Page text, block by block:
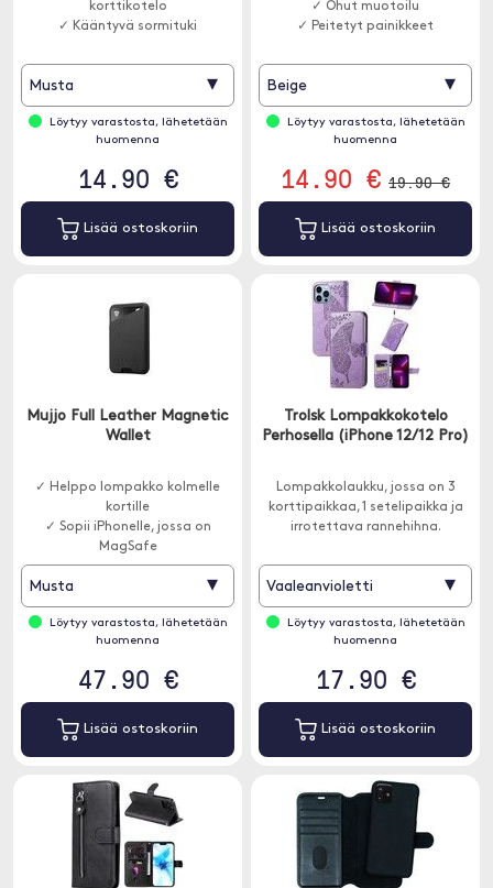
korttikotelo
✓ Kääntyvä sormituki
Musta ▾
Löytyy varastosta, lähetetään
huomenna
14.90 €
Lisää ostoskoriin
✓ Ohut muotoilu
✓ Peitetyt painikkeet
Beige ▾
Löytyy varastosta, lähetetään
huomenna
14.90 € 19.90 €
Lisää ostoskoriin
Mujjo Full Leather Magnetic
Wallet
✓ Helppo lompakko kolmelle
kortille
✓ Sopii iPhonelle, jossa on
MagSafe
Musta ▾
Löytyy varastosta, lähetetään
huomenna
47.90 €
Lisää ostoskoriin
Trolsk Lompakkokotelo
Perhosella (iPhone 12/12 Pro)
Lompakkolaukku, jossa on 3
korttipaikkaa, 1 setelipaikka ja
irrotettava rannehihna.
Vaaleanvioletti ▾
Löytyy varastosta, lähetetään
huomenna
17.90 €
Lisää ostoskoriin